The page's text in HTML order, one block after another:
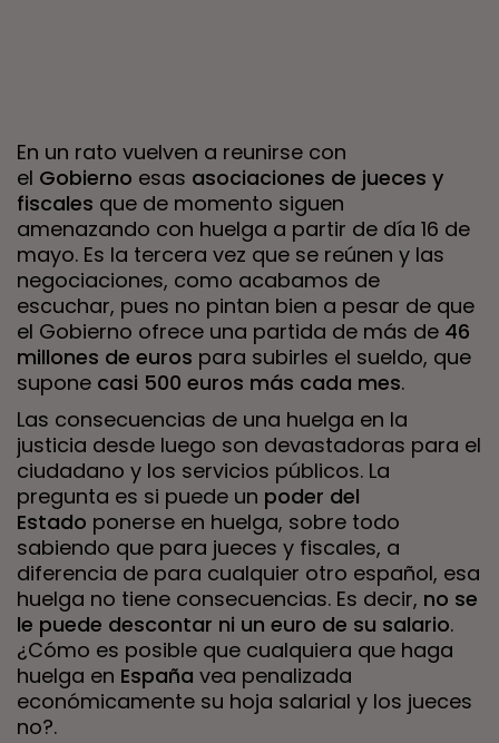
En un rato vuelven a reunirse con
el Gobierno esas asociaciones de jueces y
fiscales que de momento siguen
amenazando con huelga a partir de día 16 de
mayo. Es la tercera vez que se reúnen y las
negociaciones, como acabamos de
escuchar, pues no pintan bien a pesar de que
el Gobierno ofrece una partida de más de 46
millones de euros para subirles el sueldo, que
supone casi 500 euros más cada mes.
Las consecuencias de una huelga en la
justicia desde luego son devastadoras para el
ciudadano y los servicios públicos. La
pregunta es si puede un poder del
Estado ponerse en huelga, sobre todo
sabiendo que para jueces y fiscales, a
diferencia de para cualquier otro español, esa
huelga no tiene consecuencias. Es decir, no se
le puede descontar ni un euro de su salario.
¿Cómo es posible que cualquiera que haga
huelga en España vea penalizada
económicamente su hoja salarial y los jueces
no?.